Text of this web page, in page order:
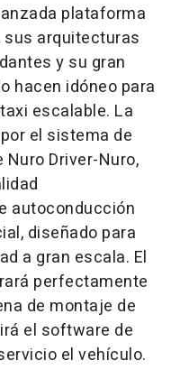
plataforma
sus arquitecturas
y su gran
hacen idóneo para
escalable. La
el sistema de
Nuro Driver-Nuro,
autoconducción
diseñado para
a gran escala. El
perfectamente
de montaje de
el software de
el vehículo.